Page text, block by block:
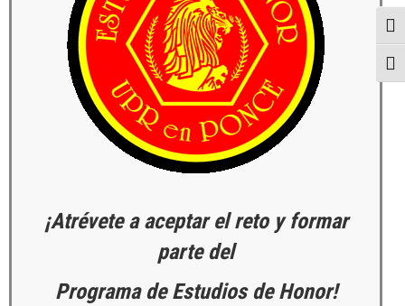
¡Atrévete a aceptar el reto y formar
parte del
Programa de Estudios de Honor!